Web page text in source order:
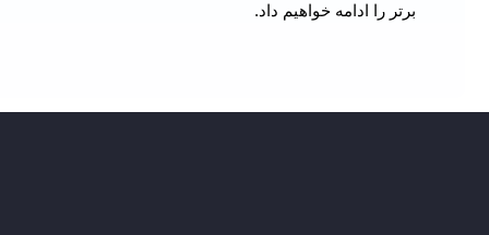
برتر را ادامه خواهیم داد.